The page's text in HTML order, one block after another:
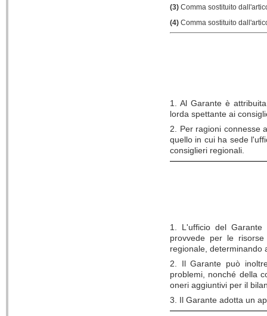
(3) Comma sostituito
(4) Comma sostituito
1. Al Garante è
lorda spettante ai
2. Per ragioni connesse
quello in cui ha sede
consiglieri regionali.
1. L'ufficio del Garante
provvede per le
regionale, determinando
2. Il Garante può
problemi, nonché della
oneri aggiuntivi per il
3. Il Garante adotta un